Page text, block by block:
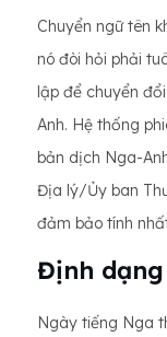
Chuyển ngữ tên
nó đòi hỏi phải
lập để chuyển
Anh. Hệ thống
bản dịch Nga-
Địa lý/Ủy ban
đảm bảo tính
Định
Ngày tiếng Nga